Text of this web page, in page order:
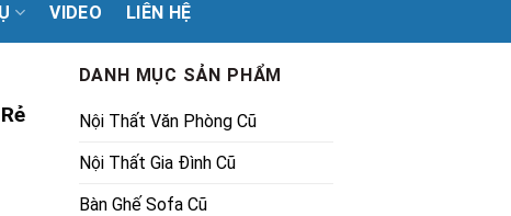
VIDEO LIÊN HỆ
DANH MỤC SẢN PHẨM
Nội Thất Văn Phòng Cũ
Nội Thất Gia Đình Cũ
Bàn Ghế Sofa Cũ